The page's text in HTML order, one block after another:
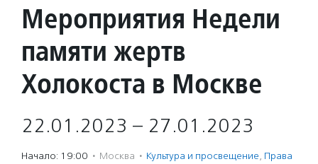
Мероприятия Недели
памяти жертв
Холокоста в Москве
22.01.2023 – 27.01.2023
Начало: 19:00 · Москва · Культура и просвещение, Права